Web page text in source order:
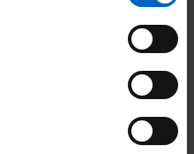
specialskola